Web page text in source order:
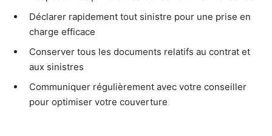
Déclarer rapidement tout sinistre pour une prise en
charge efficace
Conserver tous les documents relatifs au contrat et
aux sinistres
Communiquer régulièrement avec votre conseiller
pour optimiser votre couverture